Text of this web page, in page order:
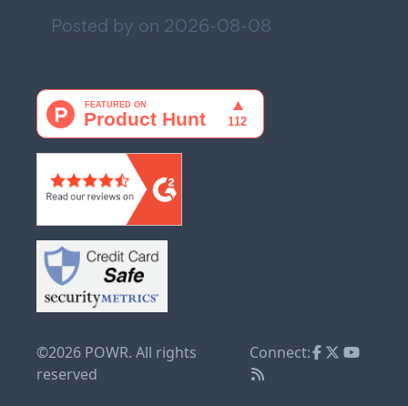
Posted by on 2026-08-08
©2026 POWR. All rights
reserved
Connect: